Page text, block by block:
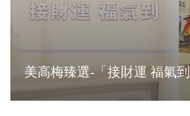
美高梅臻選-「接財運 福氣